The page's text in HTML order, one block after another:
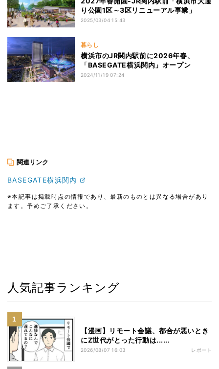
り公園1区～3区リニューアル事業」
2025/03/04 15:43
暮らし
横浜市のJR関内駅前に2026年春、
「BASEGATE横浜関内」オープン
2024/11/19 07:24
関連リンク
BASEGATE横浜関内
※本記事は掲載時点の情報であり、最新のものとは異なる場合があり
ます。予めご了承ください。
人気記事ランキング
【漫画】リモート会議、都合が悪いとき
にZ世代がとった行動は......
2026/08/07 16:03 レポート